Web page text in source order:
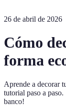
26 de abril de 2026
Cómo
forma
Aprende a decorar
tutorial paso a
banco!